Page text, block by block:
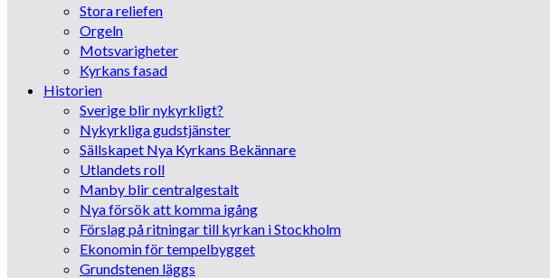
Stora reliefen
Orgeln
Motsvarigheter
Kyrkans fasad
Historien
Sverige blir nykyrkligt?
Nykyrkliga gudstjänster
Sällskapet Nya Kyrkans Bekännare
Utlandets roll
Manby blir centralgestalt
Nya försök att komma igång
Förslag på ritningar till kyrkan i Stockholm
Ekonomin för tempelbygget
Grundstenen läggs